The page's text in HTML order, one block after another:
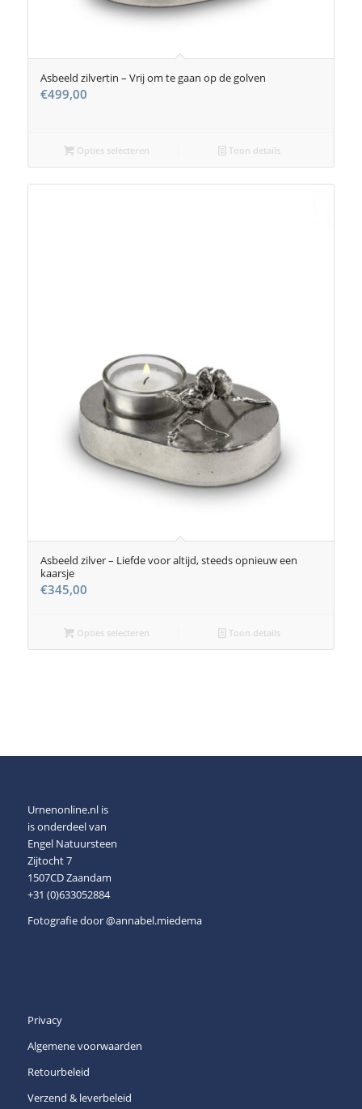
Asbeeld zilvertin – Vrij om te gaan op de golven
€499,00
Opties selecteren Toon details
Asbeeld zilver – Liefde voor altijd, steeds opnieuw een
kaarsje
€345,00
Opties selecteren Toon details
Urnenonline.nl is
is onderdeel van
Engel Natuursteen
Zijtocht 7
1507CD Zaandam
+31 (0)633052884
Fotografie door@annabel.miedema
Privacy
Algemene voorwaarden
Retourbeleid
Verzend & leverbeleid